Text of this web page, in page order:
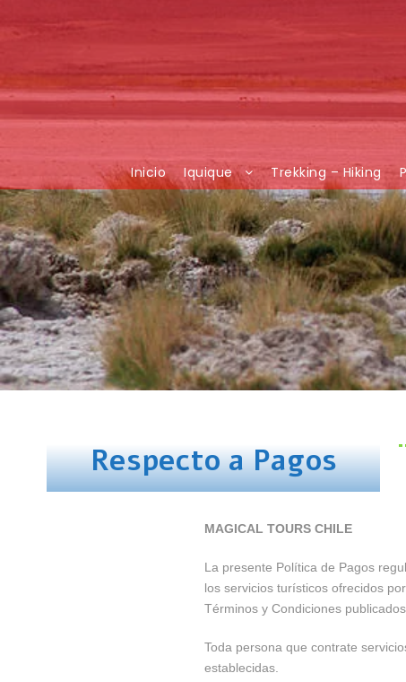
Inicio Iquique Trekking – Hiking
Respecto a Pagos
MAGICAL TOURS CHILE
La presente Política de Pagos
los servicios turísticos ofrecidos por
Términos y Condiciones
Toda persona que contrate
establecidas.